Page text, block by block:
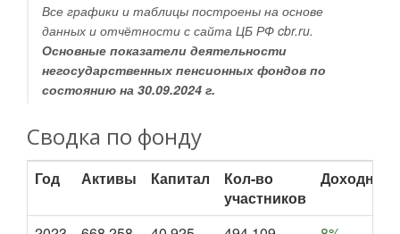
Все графики и таблицы построены на основе
данных и отчётности с сайта ЦБ РФ cbr.ru.
Основные показатели деятельности
негосударственных пенсионных фондов по
состоянию на 30.09.2024 г.
Сводка по фонду
Год Активы Капитал
Кол-во
участников